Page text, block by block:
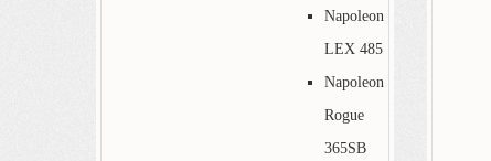
Napoleon
LEX 485
Napoleon
Rogue
365SB